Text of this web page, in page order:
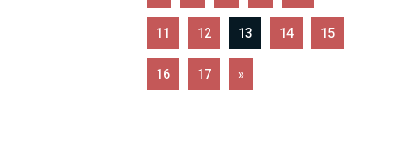
11 12 13 14 15
16 17 »